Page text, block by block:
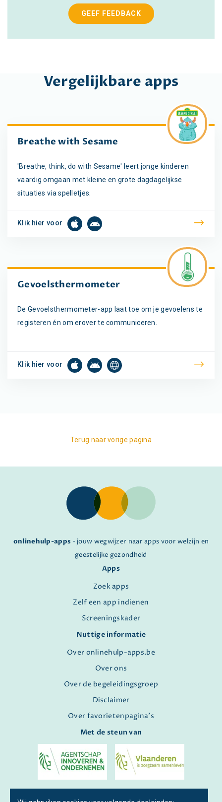
GEEF FEEDBACK
Vergelijkbare apps
Breathe with Sesame
'Breathe, think, do with Sesame' leert jonge kinderen
vaardig omgaan met kleine en grote dagdagelijkse
situaties via spelletjes.
Klik hier voor
Gevoelsthermometer
De Gevoelsthermometer-app laat toe om je gevoelens te
registeren én om erover te communiceren.
Klik hier voor
Terug naar vorige pagina
onlinehulp-apps • jouw wegwijzer naar apps voor welzijn en
geestelijke gezondheid
Apps
Zoek apps
Zelf een app indienen
Screeningskader
Nuttige informatie
Over onlinehulp-apps.be
Over ons
Over de begeleidingsgroep
Disclaimer
Over favorietenpagina's
Met de steun van